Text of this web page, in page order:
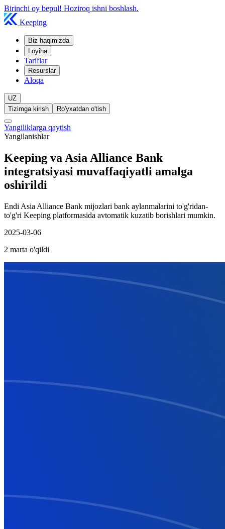
Birinchi oy bepul! Hoziroq ishni boshlash.
Keeping
Biz haqimizda
Loyiha
Tariflar
Resurslar
Aloqa
UZ
Tizimga kirish
Ro'yxatdan o'tish
Yangiliklarga qaytish
Yangilanishlar
Keeping va Asia Alliance Bank
integratsiyasi muvaffaqiyatli amalga
oshirildi
Endi Asia Alliance Bank mijozlari bank aylanmalarini to'g'ridan-
to'g'ri Keeping platformasida avtomatik kuzatib borishlari mumkin.
2025-03-06
2 marta o'qildi